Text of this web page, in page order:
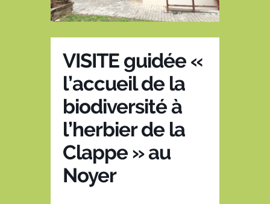
VISITE guidée «
l’accueil de la
biodiversité à
l’herbier de la
Clappe » au
Noyer